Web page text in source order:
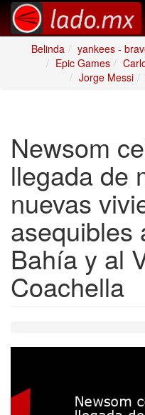
Belinda
yankees -
Epic Games
Jorge Messi
Newsom
llegada de
nuevas
asequibles
Bahía y al
Coachella